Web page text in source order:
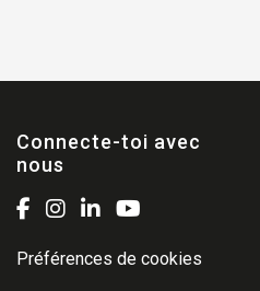
Connecte-toi avec
nous
Préférences de cookies